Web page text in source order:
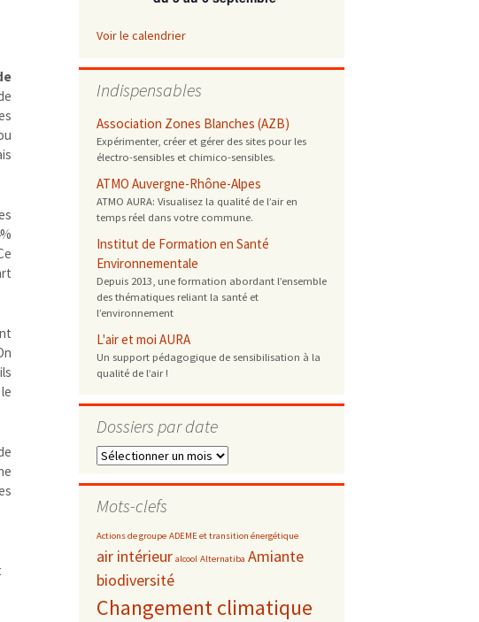
conservation et de cuisson
citoyen / ONG
/ mutagène / reprotoxique
et autres
endocriniens
circulaire
et souterraines
/ transition énergétique
professionnelle
/ enfants
agéesondes
(THT, téléphonie
vidéos
Voir le calendrier
Indispensables
Association Zones Blanches (AZB)
Expérimenter, créer et gérer des sites pour les
électro-sensibles et chimico-sensibles.
ATMO Auvergne-Rhône-Alpes
ATMO AURA: Visualisez la qualité de l’air en
temps réel dans votre commune.
Institut de Formation en Santé
Environnementale
Depuis 2013, une formation abordant l’ensemble
des thématiques reliant la santé et
l’environnement
L'air et moi AURA
Un support pédagogique de sensibilisation à la
qualité de l’air !
Dossiers par date
Dossiers
date
Mots-clefs
Actions de groupe ADEME et transition énergétique
air intérieur alcool Alternatiba Amiante
biodiversité
Changement climatique